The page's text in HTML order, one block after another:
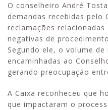
O conselheiro André
demandas recebidas pelo
reclamações
negativas de
Segundo ele, o volume
encaminhadas ao
gerando preocupação
A Caixa reconheceu que
que impactaram o